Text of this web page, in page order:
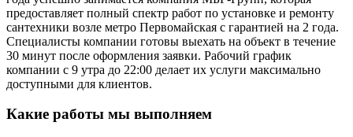
предоставляет полный спектр работ по установке и ремонту
сантехники возле метро Первомайская с гарантией на 2 года.
Специалисты компании готовы выехать на объект в течение
30 минут после оформления заявки. Рабочий график
компании с 9 утра до 22:00 делает их услуги максимально
доступными для клиентов.
Какие работы мы выполняем